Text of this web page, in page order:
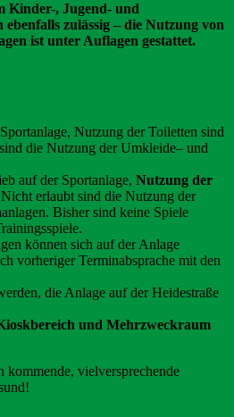
Kinder-, Jugend- und
zulässig – die Nutzung von
ist unter Auflagen gestattet.
Nutzung der Toiletten sind
die Nutzung der Umkleide– und
auf der Sportanlage, Nutzung der
erlaubt sind die Nutzung der
Bisher sind keine Spiele
können sich auf der Anlage
vorheriger Terminabsprache mit den
die Anlage auf der Heidestraße
und Mehrzweckraum
kommende, vielversprechende